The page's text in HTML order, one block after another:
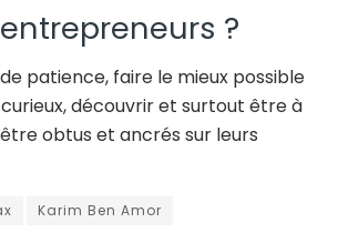
?
patience, faire le mieux possible
découvrir et surtout être à
obtus et ancrés sur leurs
Karim Ben Amor